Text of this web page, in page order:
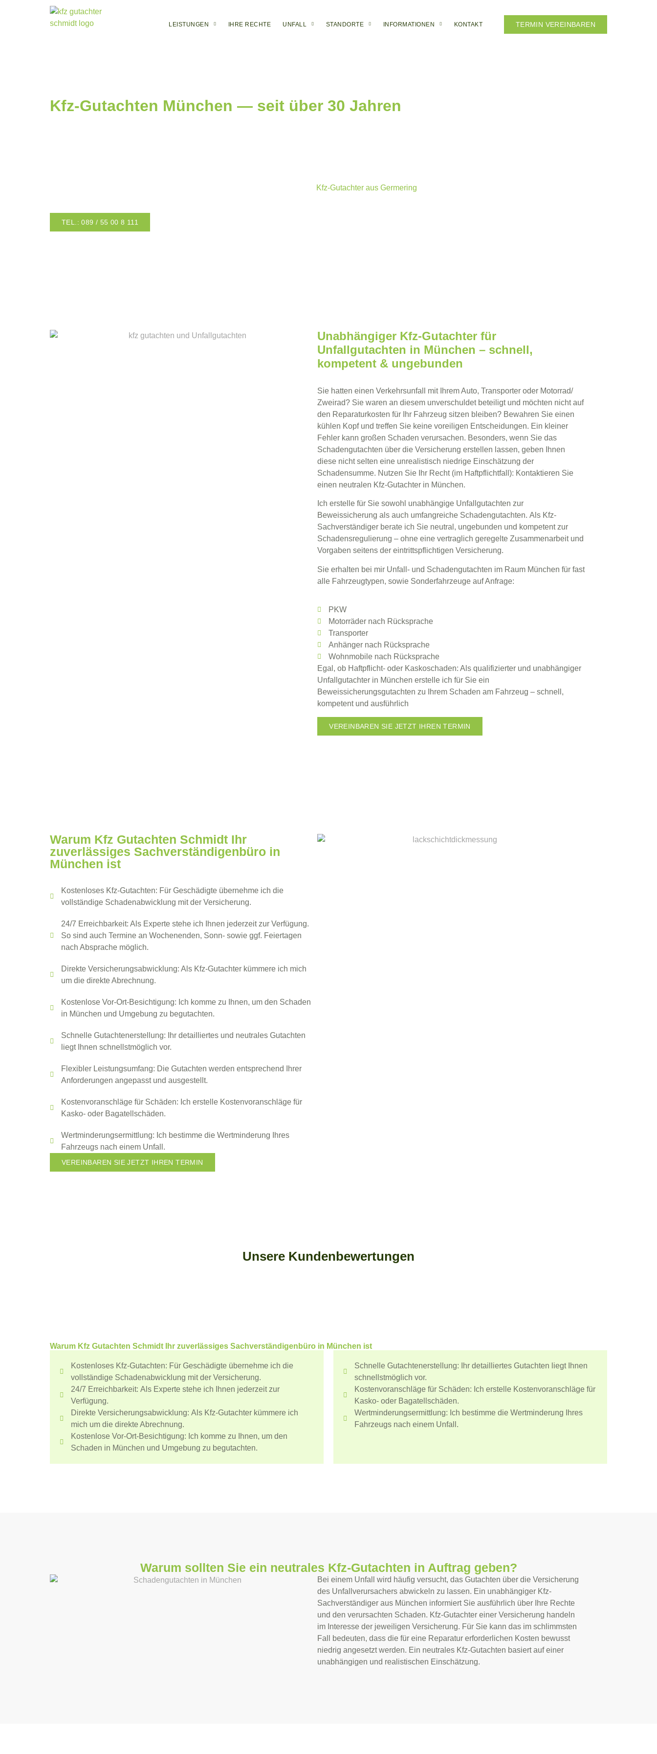
LEISTUNGEN IHRE RECHTE UNFALL STANDORTE INFORMATIONEN KONTAKT TERMIN VEREINBAREN
Kfz-Gutachten München — seit über 30 Jahren
Kfz-Gutachter aus Germering
TEL.: 089 / 55 00 8 111
Unabhängiger Kfz-Gutachter für
Unfallgutachten in München – schnell,
kompetent & ungebunden
Sie hatten einen Verkehrsunfall mit Ihrem Auto, Transporter oder Motorrad/
Zweirad? Sie waren an diesem unverschuldet beteiligt und möchten nicht auf
den Reparaturkosten für Ihr Fahrzeug sitzen bleiben? Bewahren Sie einen
kühlen Kopf und treffen Sie keine voreiligen Entscheidungen. Ein kleiner
Fehler kann großen Schaden verursachen. Besonders, wenn Sie das
Schadengutachten über die Versicherung erstellen lassen, geben Ihnen
diese nicht selten eine unrealistisch niedrige Einschätzung der
Schadensumme. Nutzen Sie Ihr Recht (im Haftpflichtfall): Kontaktieren Sie
einen neutralen Kfz-Gutachter in München.
Ich erstelle für Sie sowohl unabhängige Unfallgutachten zur
Beweissicherungals auch umfangreiche Schadengutachten.Als Kfz-
Sachverständiger berate ich Sie neutral, ungebunden und kompetent zur
Schadensregulierung – ohne eine vertraglich geregelte Zusammenarbeit und
Vorgaben seitens der eintrittspflichtigen Versicherung.
Sie erhalten bei mir Unfall- und Schadengutachten im Raum München für fast
alle Fahrzeugtypen, sowie Sonderfahrzeuge auf Anfrage:
PKW
Motorräder nach Rücksprache
Transporter
Anhänger nach Rücksprache
Wohnmobile nach Rücksprache
Egal, ob Haftpflicht- oder Kaskoschaden: Als qualifizierter und unabhängiger
Unfallgutachter in München erstelle ich für Sie ein
Beweissicherungsgutachten zu Ihrem Schaden am Fahrzeug – schnell,
kompetent und ausführlich
VEREINBAREN SIE JETZT IHREN TERMIN
Warum Kfz Gutachten Schmidt Ihr
zuverlässiges Sachverständigenbüro in
München ist
Kostenloses Kfz-Gutachten: Für Geschädigte übernehme ich die
vollständige Schadenabwicklung mit der Versicherung.
24/7 Erreichbarkeit: Als Experte stehe ich Ihnen jederzeit zur Verfügung.
So sind auch Termine an Wochenenden, Sonn- sowie ggf. Feiertagen
nach Absprache möglich.
Direkte Versicherungsabwicklung: Als Kfz-Gutachter kümmere ich mich
um die direkte Abrechnung.
Kostenlose Vor-Ort-Besichtigung: Ich komme zu Ihnen, um den Schaden
in München und Umgebung zu begutachten.
Schnelle Gutachtenerstellung: Ihr detailliertes und neutrales Gutachten
liegt Ihnen schnellstmöglich vor.
Flexibler Leistungsumfang: Die Gutachten werden entsprechend Ihrer
Anforderungen angepasst und ausgestellt.
Kostenvoranschläge für Schäden: Ich erstelle Kostenvoranschläge für
Kasko- oder Bagatellschäden.
Wertminderungsermittlung: Ich bestimme die Wertminderung Ihres
Fahrzeugs nach einem Unfall.
VEREINBAREN SIE JETZT IHREN TERMIN
Unsere Kundenbewertungen
Warum Kfz Gutachten Schmidt Ihr zuverlässiges Sachverständigenbüro in München ist
Kostenloses Kfz-Gutachten: Für Geschädigte übernehme ich die
vollständige Schadenabwicklung mit der Versicherung.
24/7 Erreichbarkeit: Als Experte stehe ich Ihnen jederzeit zur
Verfügung.
Direkte Versicherungsabwicklung: Als Kfz-Gutachter kümmere ich
mich um die direkte Abrechnung.
Kostenlose Vor-Ort-Besichtigung: Ich komme zu Ihnen, um den
Schaden in München und Umgebung zu begutachten.
Schnelle Gutachtenerstellung:
Ihr detailliertes Gutachten liegt Ihnen
schnellstmöglich vor.
Kostenvoranschläge für Schäden: Ich erstelle Kostenvoranschläge für
Kasko- oder Bagatellschäden.
Wertminderungsermittlung: Ich bestimme die Wertminderung Ihres
Fahrzeugs nach einem Unfall.
Warum sollten Sie ein neutrales Kfz-Gutachten in Auftrag geben?
Bei einem Unfall wird häufig versucht, das Gutachten über die Versicherung
des Unfallverursachers abwickeln zu lassen. Ein unabhängiger Kfz-
Sachverständiger aus München informiert Sie ausführlich über Ihre Rechte
und den verursachten Schaden. Kfz-Gutachter einer Versicherung handeln
im Interesse der jeweiligen Versicherung. Für Sie kann das im schlimmsten
Fall bedeuten, dass die für eine Reparatur erforderlichen Kosten bewusst
niedrig angesetzt werden. Ein neutrales Kfz-Gutachten basiert auf einer
unabhängigen und realistischen Einschätzung.